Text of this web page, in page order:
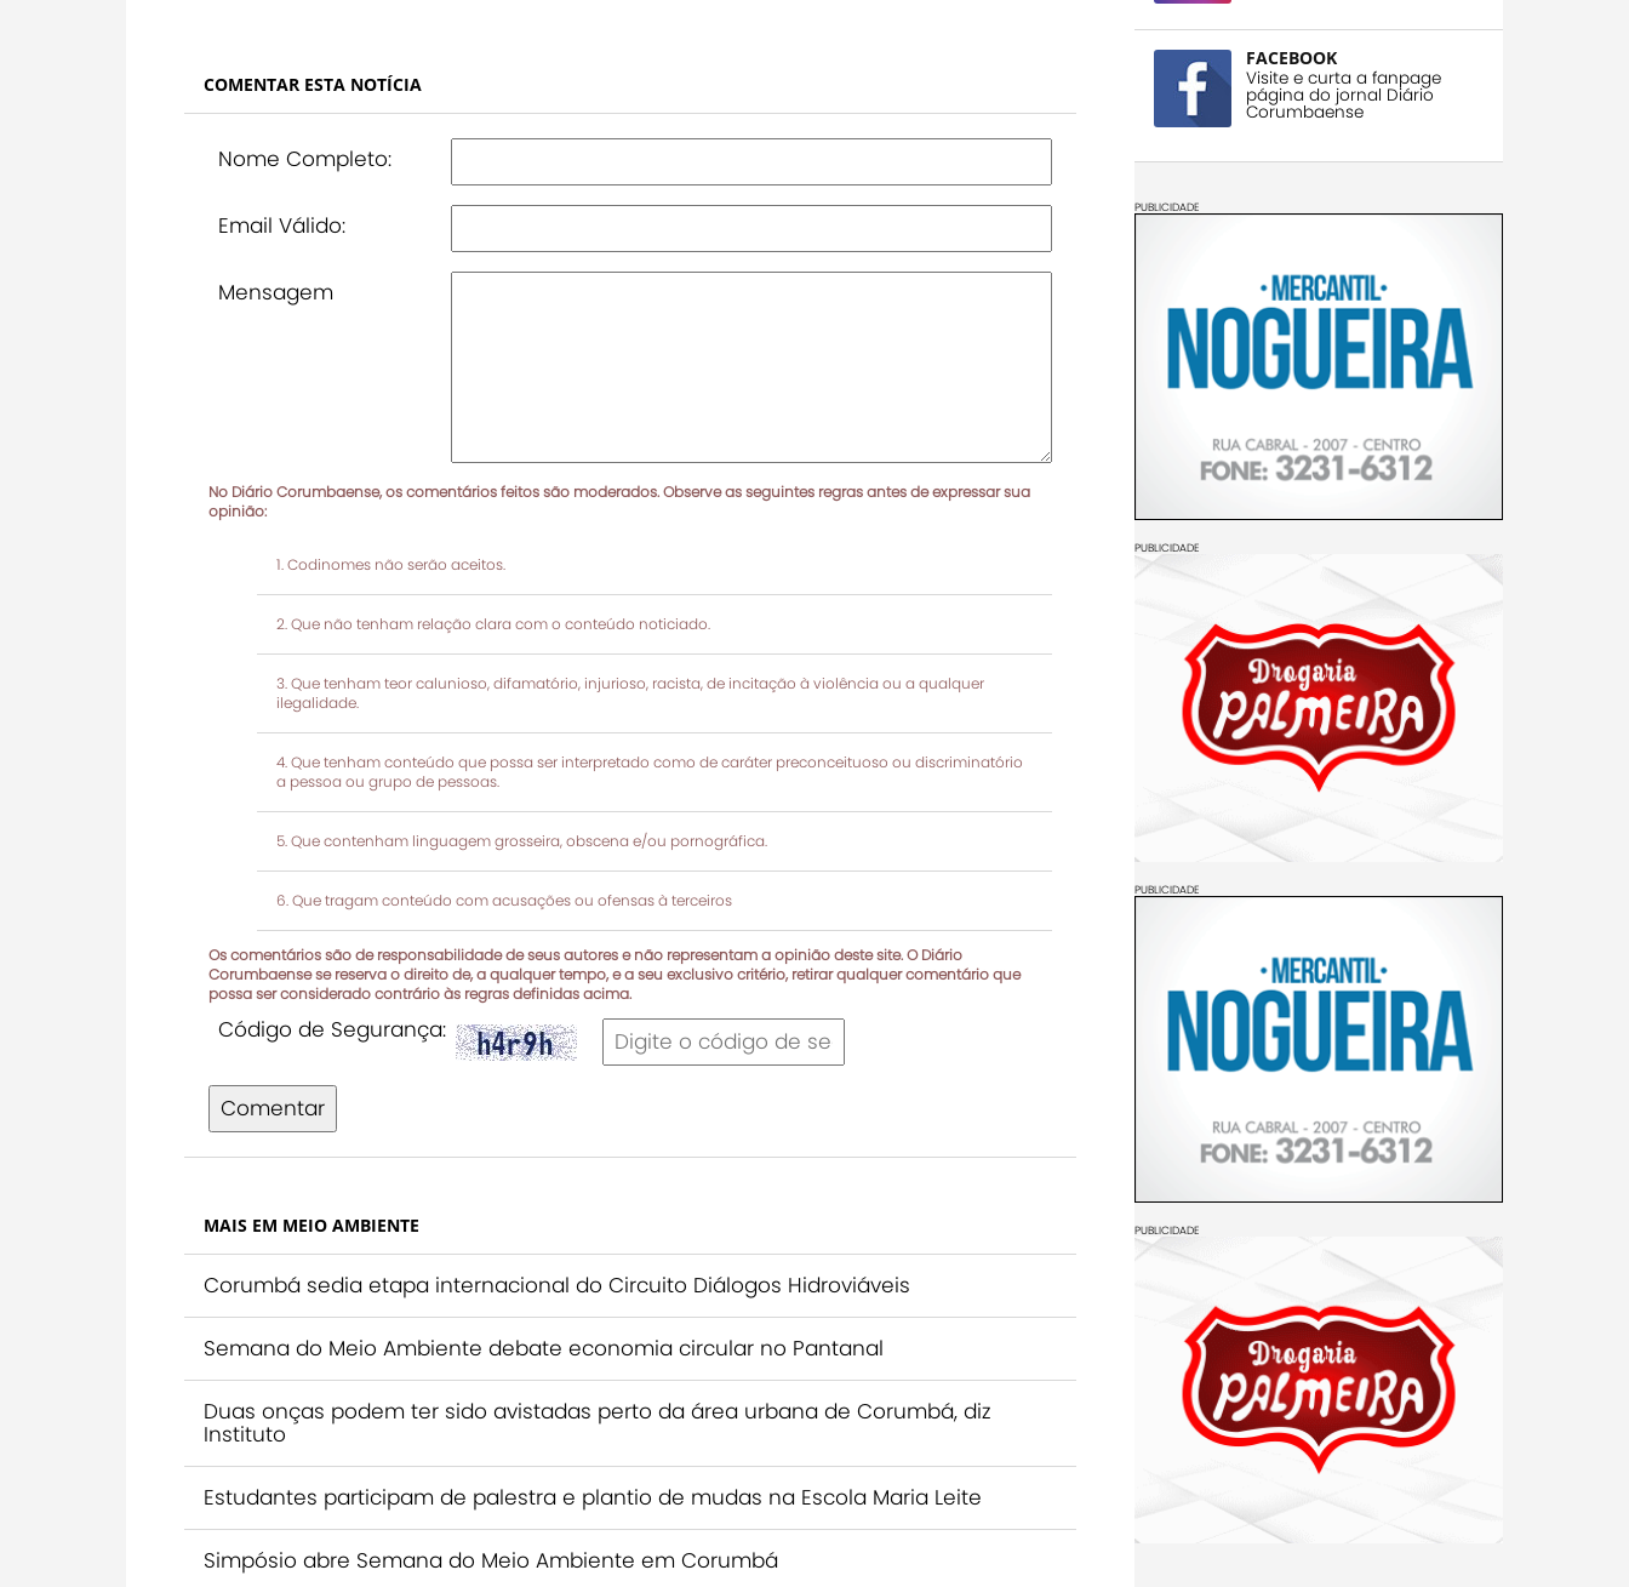
COMENTAR ESTA NOTÍCIA
Nome Completo:
Email Válido:
Mensagem
No Diário Corumbaense, os comentários feitos são moderados. Observe as seguintes regras antes de expressar sua
opinião:
Codinomes não serão aceitos.
Que não tenham relação clara com o conteúdo noticiado.
Que tenham teor calunioso, difamatório, injurioso, racista, de incitação à violência ou a qualquer
ilegalidade.
Que tenham conteúdo que possa ser interpretado como de caráter preconceituoso ou discriminatório
a pessoa ou grupo de pessoas.
Que contenham linguagem grosseira, obscena e/ou pornográfica.
Que tragam conteúdo com acusações ou ofensas à terceiros
Os comentários são de responsabilidade de seus autores e não representam a opinião deste site. O Diário
Corumbaense se reserva o direito de, a qualquer tempo, e a seu exclusivo critério, retirar qualquer comentário que
possa ser considerado contrário às regras definidas acima.
Código de Segurança:
Comentar
MAIS EM MEIO AMBIENTE
Corumbá sedia etapa internacional do Circuito Diálogos Hidroviáveis
Semana do Meio Ambiente debate economia circular no Pantanal
Duas onças podem ter sido avistadas perto da área urbana de Corumbá, diz
Instituto
Estudantes participam de palestra e plantio de mudas na Escola Maria Leite
Simpósio abre Semana do Meio Ambiente em Corumbá
FACEBOOK
Visite e curta a fanpage
página do jornal Diário
Corumbaense
PUBLICIDADE
PUBLICIDADE
PUBLICIDADE
PUBLICIDADE